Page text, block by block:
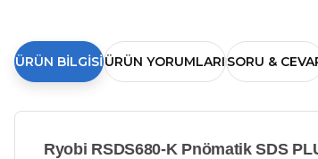
ÜRÜN BILGISI ÜRÜN YORUMLARISORU &
Ryobi RSDS680-K Pnömatik SDS